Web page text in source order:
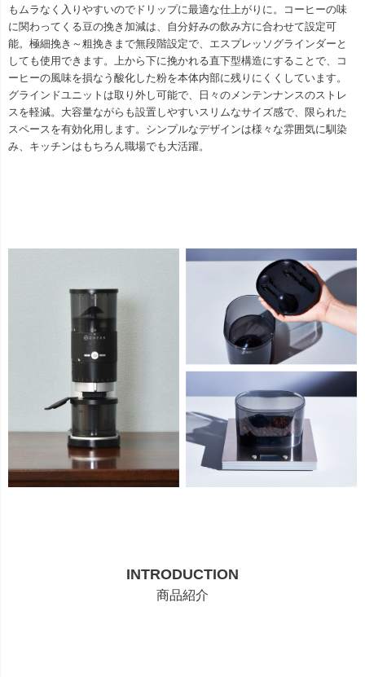
もムラなく入りやすいのでドリップに最適な仕上がりに。コーヒーの味
に関わってくる豆の挽き加減は、自分好みの飲み方に合わせて設定可
能。極細挽き～粗挽きまで無段階設定で、エスプレッソグラインダーと
しても使用できます。上から下に挽かれる直下型構造にすることで、コ
ーヒーの風味を損なう酸化した粉を本体内部に残りにくくしています。
グラインドユニットは取り外し可能で、日々のメンテンナンスのストレ
スを軽減。大容量ながらも設置しやすいスリムなサイズ感で、限られた
スペースを有効化用します。シンプルなデザインは様々な雰囲気に馴染
み、キッチンはもちろん職場でも大活躍。
INTRODUCTION
商品紹介